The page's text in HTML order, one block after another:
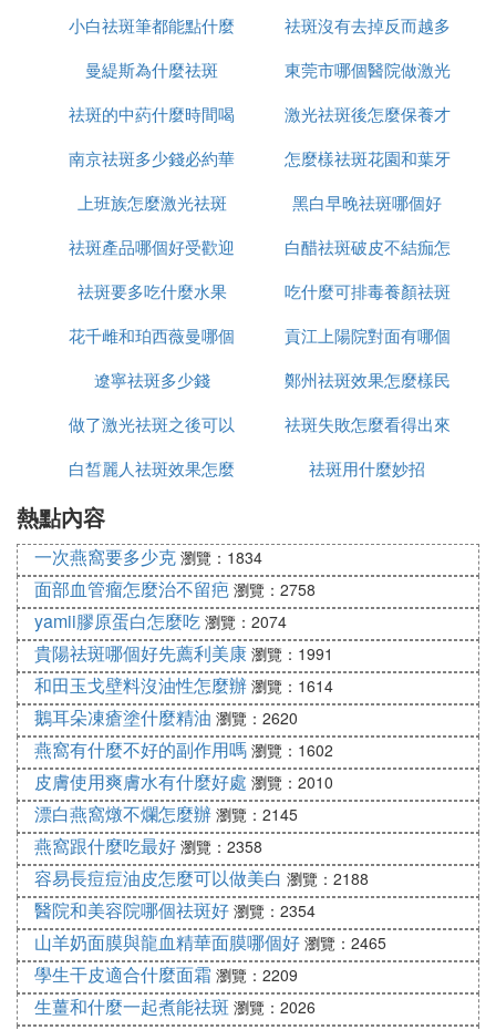
情緒和身體的分泌系統息息相關，尤其對皮膚的
代謝能力起著重要作用，當情緒大起大落時，不
僅色素分解緩慢還引起上火爆痘的現象。經常熬
夜也是黑色素生成的一大關鍵，焦慮不安的心情
使我們身體機能內分泌不調，導致斑點增多，痘
印也消之不去。這是用再好的美白淡斑精華也是
Ⅳ 我在網上買了祛斑霜但用著發現眼周皺
的，但是需要注意的是這樣的祛斑霜大多刺激性較
強，一旦長時間使用會導致過敏，祛斑產品大多含
鉛，要是一款產品祛斑見效快，說明化學物質含量
大。本人遺傳性雀斑，用過許多祛斑產品，大多有發
品，一旦皮膚出現發紅、爆皮就停止使用吧。選擇祛
斑產品最好是親友介紹。希望你能祛斑成功。
Ⅳ 用祛斑霜臉很乾,尤其眼睛周圍是怎麼回
事
那就是你平時補水不到位，還有就是平時沒有注意防
曬隔離霜。
Ⅵ 為什麼我用了祛斑的產品後，皮膚變得
很乾澀
激素臉大多是因為不當用了激素產品引發的皮膚炎
症。激素臉跟過敏很多人都是傻傻分不清，有些人已
經到了嚴重程度才發現自己原來是激素臉。形成激素
臉時間長的朋友們一直忍受著激素對心理的傷害和正
常生活的影響。
激素臉修復脫皮正常嗎，是快好了還是嚴重了？
3、注意防曬，病態皮膚的防曬工作更需謹慎。盡量
少用化學防曬劑的產品，特別是對於嚴重受損的皮膚
是多少
小白祛斑筆都能點什麼
祛斑沒有去掉反而越多
怎麼辦
曼緹斯為什麼祛斑
東莞市哪個醫院做激光
祛斑好
祛斑的中葯什麼時間喝
最好
激光祛斑後怎麼保養才
恢復的好
南京祛斑多少錢必約華
美n高效
怎麼樣祛斑花園和葉牙
上班族怎麼激光祛斑
黑白早晚祛斑哪個好
祛斑產品哪個好受歡迎
美姿爾
白醋祛斑破皮不結痂怎
麼辦
祛斑要多吃什麼水果
吃什麼可排毒養顏祛斑
花千雌和珀西薇曼哪個
祛斑好用
貢江上陽院對面有哪個
店可以祛斑
遼寧祛斑多少錢
鄭州祛斑效果怎麼樣民
眾聽過美萊
做了激光祛斑之後可以
吃什麼
祛斑失敗怎麼看得出來
白皙麗人祛斑效果怎麼
祛斑用什麼妙招
熱點內容
一次燕窩要多少克 瀏覽：1834
面部血管瘤怎麼治不留疤 瀏覽：2758
yamii膠原蛋白怎麼吃 瀏覽：2074
貴陽祛斑哪個好先薦利美康 瀏覽：1991
和田玉戈壁料沒油性怎麼辦 瀏覽：1614
鵝耳朵凍瘡塗什麼精油 瀏覽：2620
燕窩有什麼不好的副作用嗎 瀏覽：1602
皮膚使用爽膚水有什麼好處 瀏覽：2010
漂白燕窩燉不爛怎麼辦 瀏覽：2145
燕窩跟什麼吃最好 瀏覽：2358
容易長痘痘油皮怎麼可以做美白 瀏覽：2188
醫院和美容院哪個祛斑好 瀏覽：2354
山羊奶面膜與龍血精華面膜哪個好 瀏覽：2465
學生干皮適合什麼面霜 瀏覽：2209
生薑和什麼一起煮能祛斑 瀏覽：2026